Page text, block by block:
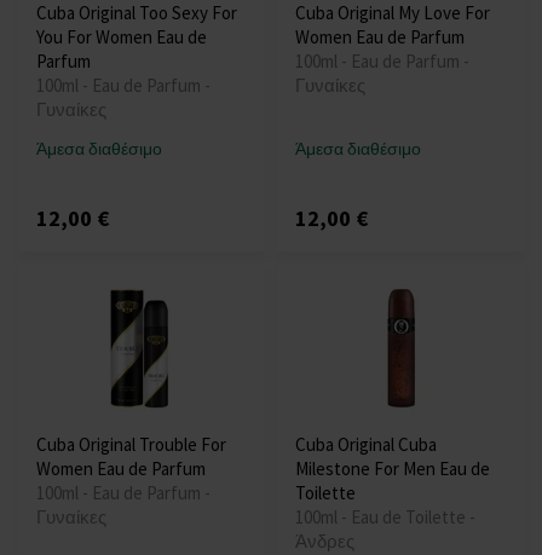
Cuba Original Too Sexy For
You For Women Eau de
Parfum
100ml - Eau de Parfum -
Γυναίκες
Άμεσα διαθέσιμο
12,00 €
Cuba Original My Love For
Women Eau de Parfum
100ml - Eau de Parfum -
Γυναίκες
Άμεσα διαθέσιμο
12,00 €
Cuba Original Trouble For
Women Eau de Parfum
100ml - Eau de Parfum -
Γυναίκες
Cuba Original Cuba
Milestone For Men Eau de
Toilette
100ml - Eau de Toilette -
Άνδρες